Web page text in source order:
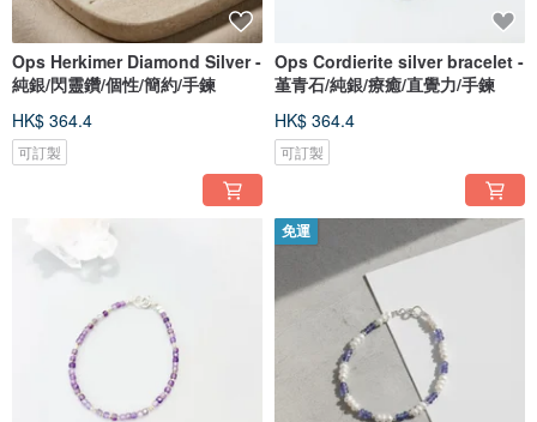
Ops Herkimer Diamond Silver -
純銀/閃靈鑽/個性/簡約/手鍊
HK$ 364.4
可訂製
Ops Cordierite silver bracelet -
堇青石/純銀/療癒/直覺力/手鍊
HK$ 364.4
可訂製
免運